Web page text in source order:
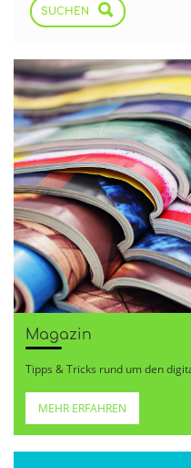
SUCHEN
Magazin
Tipps & Tricks rund um den
MEHR ERFAHREN